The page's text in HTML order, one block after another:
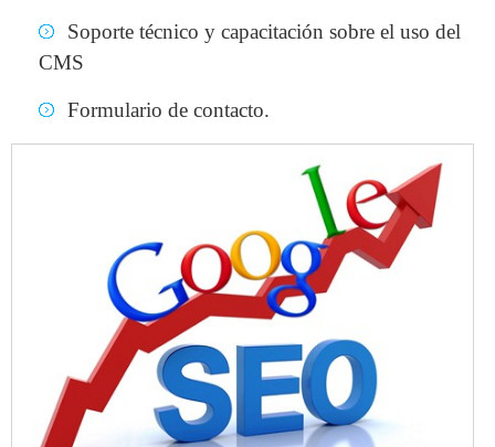
Soporte técnico y capacitación sobre el uso del
CMS
Formulario de contacto.